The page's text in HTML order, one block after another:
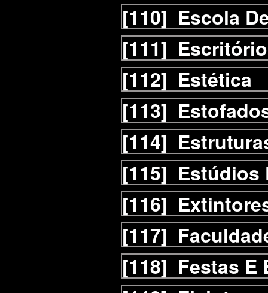
[110] Escola
[111]
[112] Estética
[113]
[114]
[115] Estúdios
[116]
[117]
[118] Festas E